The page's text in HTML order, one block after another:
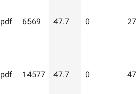
pdf 6569 47.7 0 27
pdf 14577 47.7 0 47